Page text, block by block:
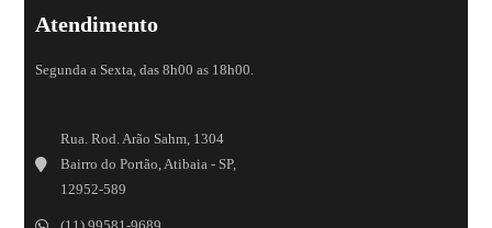
Atendimento
Segunda a Sexta, das 8h00 as 18h00.
Rua. Rod. Arão Sahm, 1304
Bairro do Portão, Atibaia - SP,
12952-589